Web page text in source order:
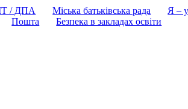
/ ДПА Міська батьківська рада
Я –
Пошта Безпека в закладах освіти